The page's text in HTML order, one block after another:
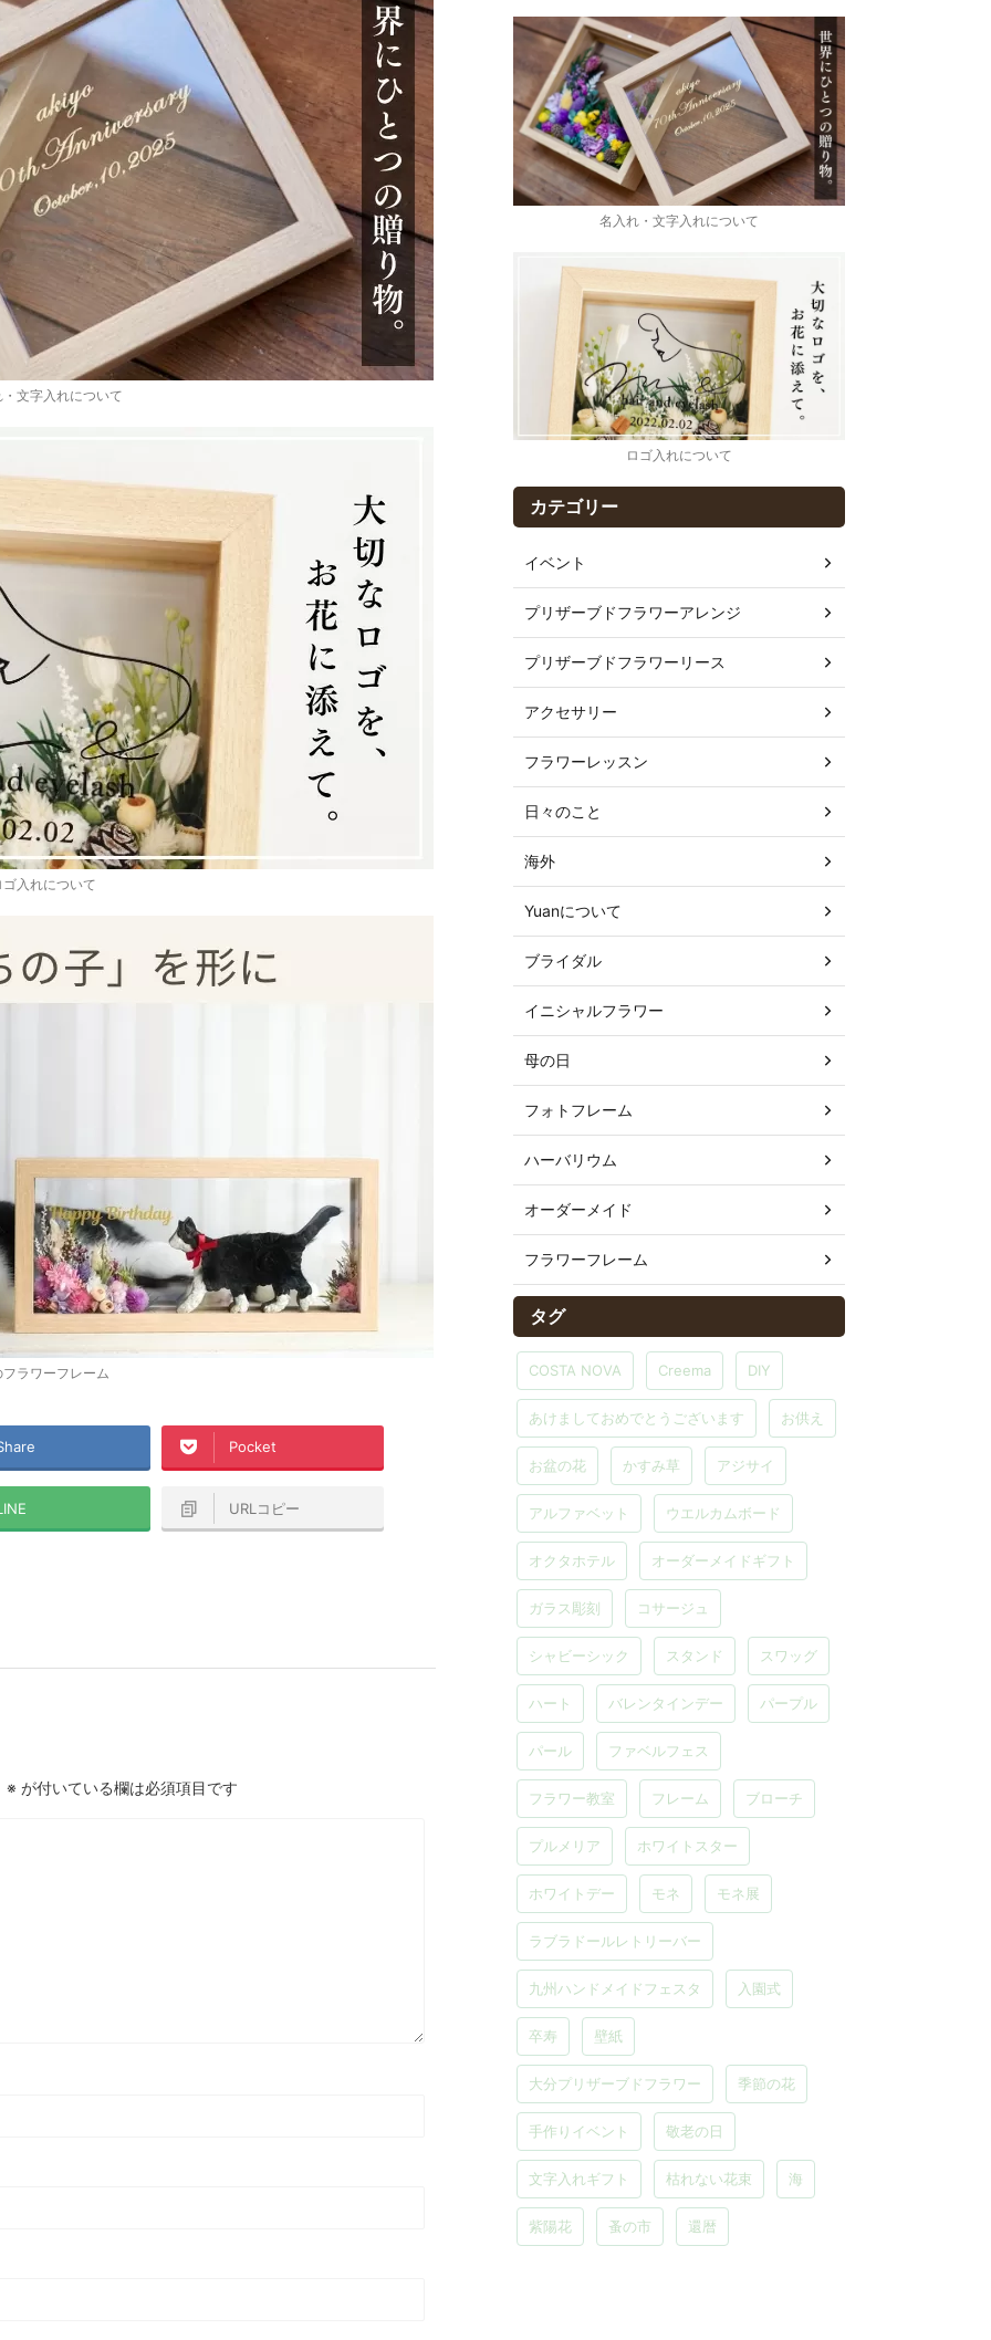
文字入れについて
ゴ入れについて
フラワーフレーム
Pocket
URLコピー
※ が付いている欄は必須項目です
名入れ・文字入れについて
ロゴ入れについて
カテゴリー
イベント
プリザーブドフラワーアレンジ
プリザーブドフラワーリース
アクセサリー
フラワーレッスン
日々のこと
海外
Yuanについて
ブライダル
イニシャルフラワー
母の日
フォトフレーム
ハーバリウム
オーダーメイド
フラワーフレーム
タグ
COSTA NOVA Creema DIY
あけましておめでとうございます お供え
お盆の花 かすみ草 アジサイ
アルファベット ウエルカムボード
オクタホテル オーダーメイドギフト
ガラス彫刻 コサージュ
シャビーシック スタンド スワッグ
ハート バレンタインデー パープル
パール ファベルフェス
フラワー教室 フレーム ブローチ
プルメリア ホワイトスター
ホワイトデー モネ モネ展
ラブラドールレトリーバー
九州ハンドメイドフェスタ 入園式
卒寿 壁紙
大分プリザーブドフラワー 季節の花
手作りイベント 敬老の日
文字入れギフト 枯れない花束 海
紫陽花 蚤の市 還暦